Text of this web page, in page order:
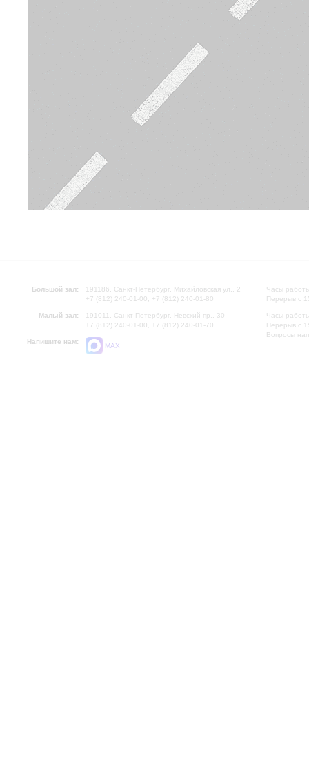
Большой зал:
191186, Санкт-Петербург, Михайловская ул., 2
+7 (812) 240-01-00, +7 (812) 240-01-80
Малый зал:
191011, Санкт-Петербург, Невский пр., 30
+7 (812) 240-01-00, +7 (812) 240-01-70
Напишите нам:
MAX
Часы
Перерыв с
Часы
Перерыв с
Вопросы